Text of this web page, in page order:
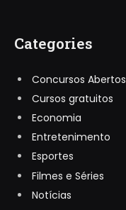
Categories
Concursos Abertos
Cursos gratuitos
Economia
Entretenimento
Esportes
Filmes e Séries
Notícias